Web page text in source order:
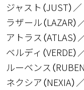
ジャスト（JUST）
ラザール（LAZAR）
アトラス（ATLAS）
ベルディ（VERDE）
ルーベンス（
ネクシア（NEXIA）